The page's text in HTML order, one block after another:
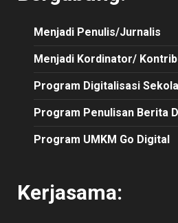
Menjadi Penulis/Jurnalis
Menjadi Kordinator/
Program Digitalisasi
Program Penulisan Berita
Program UMKM Go Digital
Kerjasama: